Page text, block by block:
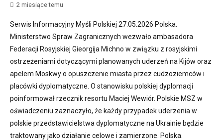
2 miesiące temu
Serwis Informacyjny Myśli Polskiej 27.05.2026 Polska.
Ministerstwo Spraw Zagranicznych wezwało ambasadora
Federacji Rosyjskiej Gieorgija Michno w związku z rosyjskimi
ostrzeżeniami dotyczącymi planowanych uderzeń na Kijów oraz
apelem Moskwy o opuszczenie miasta przez cudzoziemców i
placówki dyplomatyczne. O stanowisku polskiej dyplomacji
poinformował rzecznik resortu Maciej Wewiór. Polskie MSZ w
oświadczeniu zaznaczyło, że każdy przypadek uderzenia w
polskie przedstawicielstwa dyplomatyczne na Ukrainie będzie
traktowany jako działanie celowe i zamierzone. Polska.